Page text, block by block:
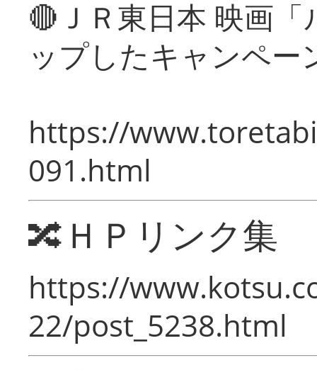
🔴ＪＲ東日本 映画
ップしたキャンペー
https://
091.html
🔀ＨＰリンク集
https://
22/post_5238.html